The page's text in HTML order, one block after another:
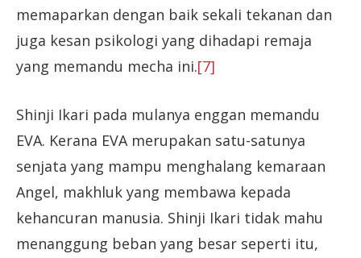
memaparkan dengan baik sekali tekanan dan
juga kesan psikologi yang dihadapi remaja
yang memandu mecha ini.[7]
Shinji Ikari pada mulanya enggan memandu
EVA. Kerana EVA merupakan satu-satunya
senjata yang mampu menghalang kemaraan
Angel, makhluk yang membawa kepada
kehancuran manusia. Shinji Ikari tidak mahu
menanggung beban yang besar seperti itu,